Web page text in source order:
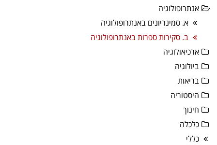
אנתרופולוגיה
א. סמינריונים באנתרופולוגיה
ב. סקירות ספרות באנתרופולוגיה
ארכיאולוגיה
ביולוגיה
בריאות
היסטוריה
חינוך
כלכלה
כללי